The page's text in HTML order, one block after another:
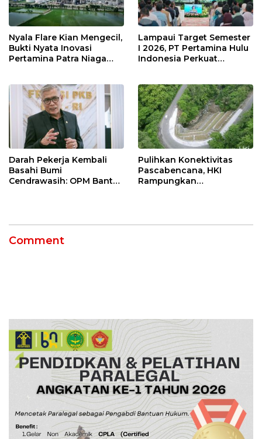
Nyala Flare Kian Mengecil,
Bukti Nyata Inovasi
Pertamina Patra Niaga
Lampaui Target Semester
I 2026, PT Pertamina Hulu
Indonesia Perkuat
Keselamatan Kerja
Darah Pekerja Kembali
Basahi Bumi
Cendrawasih: OPM Bantai
Pulihkan Konektivitas
Pascabencana, HKI
Rampungkan
Comment